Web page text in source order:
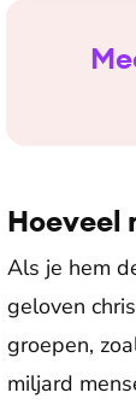
Hoeveel
Als je hem
geloven
groepen,
miljard